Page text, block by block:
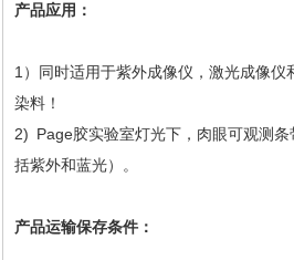
产品应用：
1）同时适用于紫外成像仪，激光成像仪
染料！
2) Page胶实验室灯光下，肉眼可观测
括紫外和蓝光）。
产品运输保存条件：